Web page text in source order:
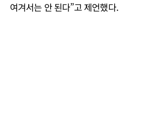
여겨서는 안 된다”고 제언했다.